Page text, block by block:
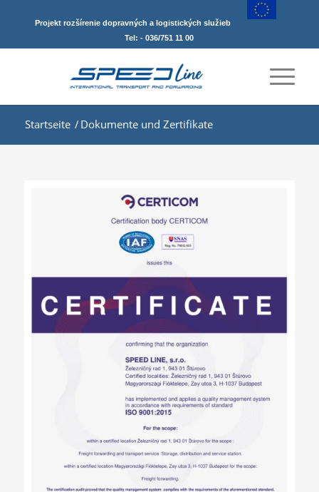
Projekt rozšírenie dopravných a logistických služieb
Tel: - 036/751 11 00
Startseite / Dokumente und Zertifikate